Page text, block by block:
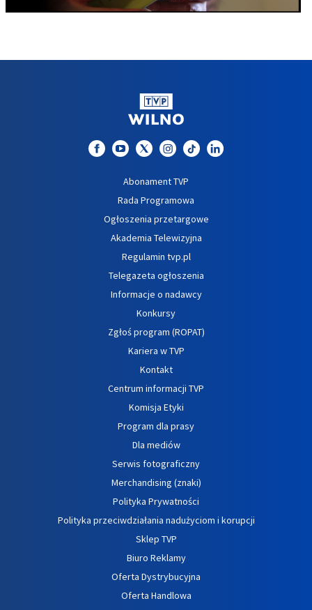
Abonament TVP
Rada Programowa
Ogłoszenia przetargowe
Akademia Telewizyjna
Regulamin tvp.pl
Telegazeta ogłoszenia
Informacje o nadawcy
Konkursy
Zgłoś program (ROPAT)
Kariera w TVP
Kontakt
Centrum informacji TVP
Komisja Etyki
Program dla prasy
Dla mediów
Serwis fotograficzny
Merchandising (znaki)
Polityka Prywatności
Polityka przeciwdziałania nadużyciom i korupcji
Sklep TVP
Biuro Reklamy
Oferta Dystrybucyjna
Oferta Handlowa